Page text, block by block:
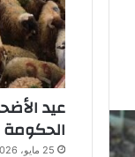
عيد
الحكومة
25 مايو، 2026